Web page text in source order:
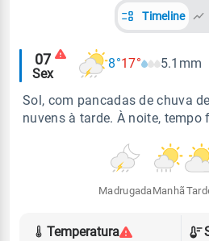
Timeline
Alertas
meteorológicos
07
Sex
8°17° 5.1mm
Sol, com pancadas de chuva
nuvens à tarde. À noite, tempo
Madrugada Manhã
Temperatura